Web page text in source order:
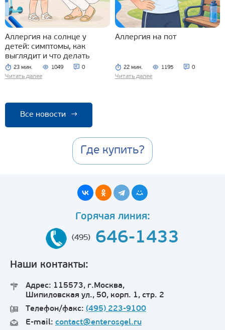
Аллергия на солнце у
детей: симптомы, как
выглядит и что делать
23 мин. 1049 0
Читать далее
Аллергия на пот
22 мин. 1195 0
Читать далее
Все новости →
Где купить?
Горячая линия:
(495) 646-1433
Наши контакты:
Адрес: 115573, г.Москва,
Шипиловская ул., 50, корп. 1, стр. 2
Телефон/факс: (495) 223-9100
E-mail: contact@enterosgel.ru